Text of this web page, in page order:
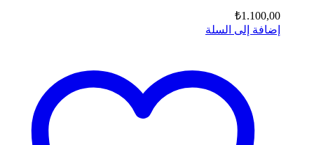
₺1.100,00
إضافة إلى السلة